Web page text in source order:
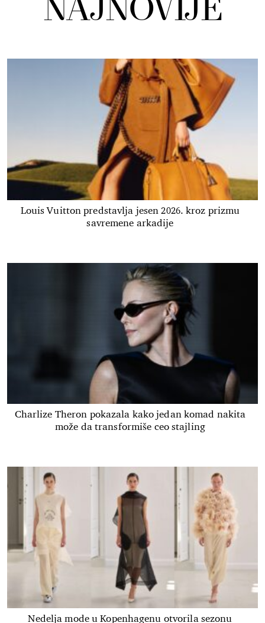
NAJNOVIJE
Louis Vuitton predstavlja jesen 2026. kroz prizmu
savremene arkadije
Charlize Theron pokazala kako jedan komad nakita
može da transformiše ceo stajling
Nedelja mode u Kopenhagenu otvorila sezonu